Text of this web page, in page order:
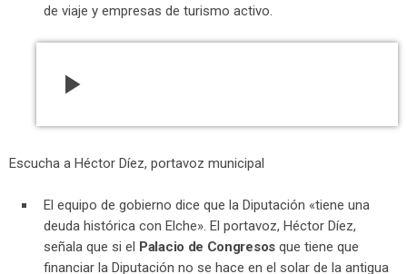
de viaje y empresas de turismo activo.
play_arrow
Escucha a Héctor Díez, portavoz municipal
El equipo de gobierno dice que la Diputación «tiene una
deuda histórica con Elche». El portavoz, Héctor Díez,
señala que si el Palacio de Congresos que tiene que
financiar la Diputación no se hace en el solar de la antigua